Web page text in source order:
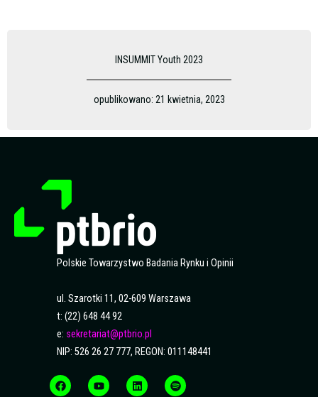
INSUMMIT Youth 2023
opublikowano: 21 kwietnia, 2023
Polskie Towarzystwo Badania Rynku i Opinii
ul. Szarotki 11, 02-609 Warszawa
t: (22) 648 44 92
e: sekretariat@ptbrio.pl
NIP: 526 26 27 777, REGON: 011148441
a
c
o
u
i
n
p
o